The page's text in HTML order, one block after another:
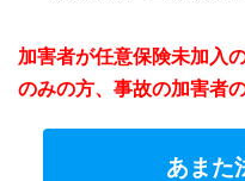
加害者が任意保険未加入
のみの方、事故の加害者
あまた